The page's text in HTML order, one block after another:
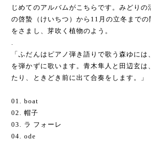
じめてのアルバムがこちらです。みどりの
の啓蟄（けいちつ）から11月の立冬まで
をさまし、芽吹く植物のよう。
「ふだんはピアノ弾き語りで歌う森ゆには
を弾かずに歌います。青木隼人と田辺玄は
たり、ときどき前に出て合奏をします。」
01. boat
02. 帽子
03. ラ フォーレ
04. ode